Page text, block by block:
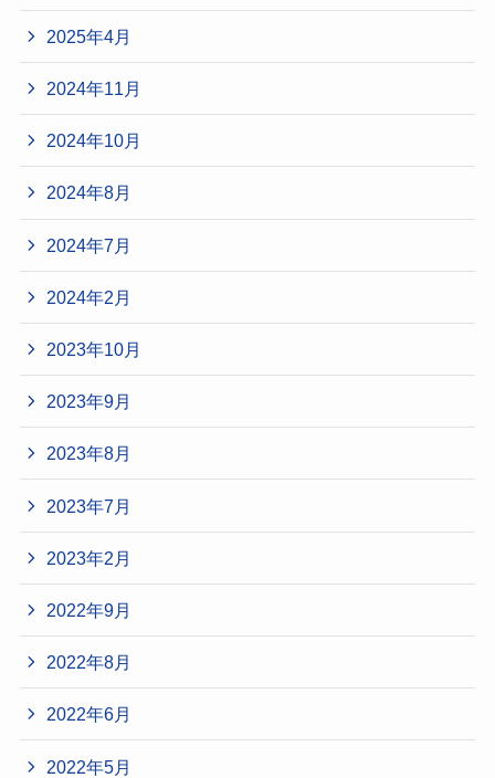
2025年4月
2024年11月
2024年10月
2024年8月
2024年7月
2024年2月
2023年10月
2023年9月
2023年8月
2023年7月
2023年2月
2022年9月
2022年8月
2022年6月
2022年5月